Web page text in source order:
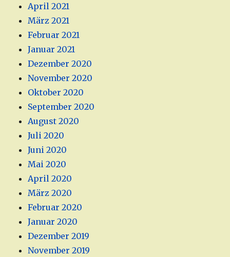
April 2021
März 2021
Februar 2021
Januar 2021
Dezember 2020
November 2020
Oktober 2020
September 2020
August 2020
Juli 2020
Juni 2020
Mai 2020
April 2020
März 2020
Februar 2020
Januar 2020
Dezember 2019
November 2019